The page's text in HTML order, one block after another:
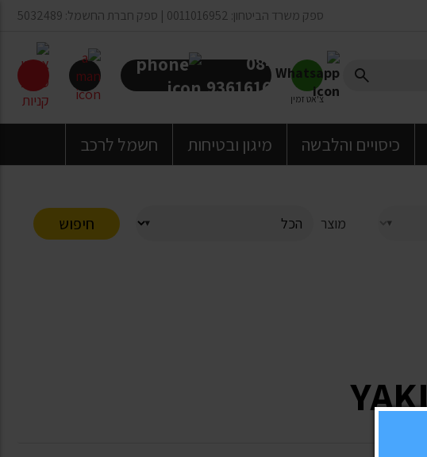
ספק משרד הביטחון: 0011016952 | ספק חברת החשמל: 5032489
צ'אט זמין
08-
9361616
כיסויים והלבשה מיגון ובטיחות חשמל לרכב
מוצר חיפוש